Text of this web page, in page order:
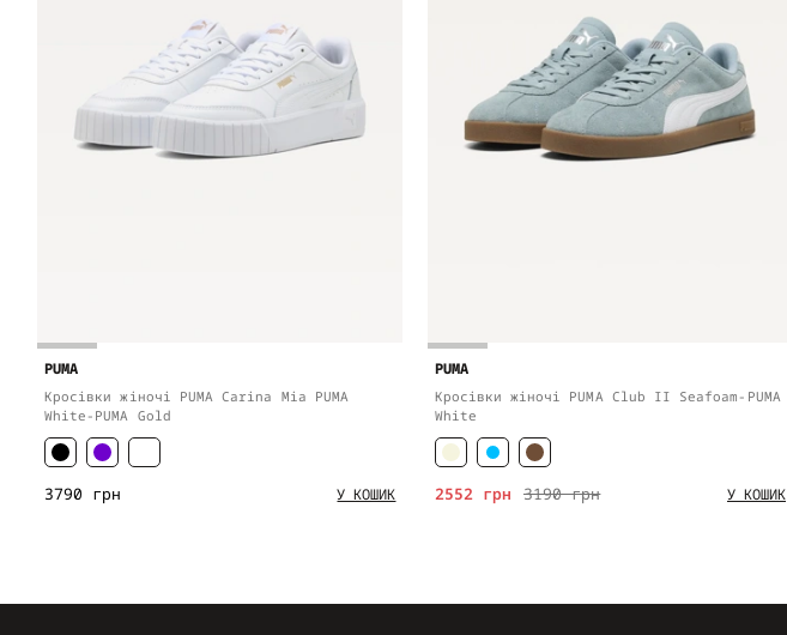
PUMA
Кросівки жіночі PUMA Carina Mia PUMA
White-PUMA Gold
3790 грн У КОШИК
PUMA
Кросівки жіночі PUMA Club II Seafoam-PUMA
White
3190 грн
2552 грн У КОШИК